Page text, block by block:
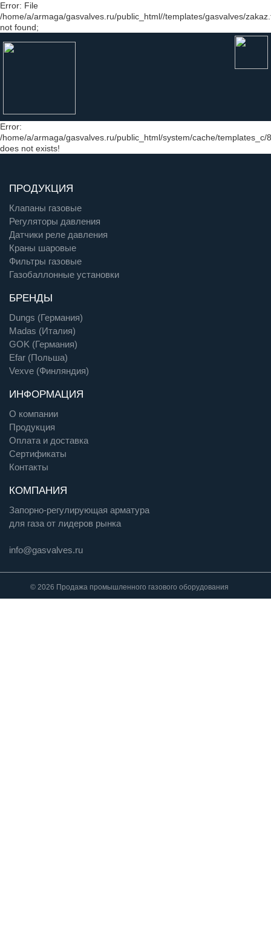
Error: File
/home/a/armaga/gasvalves.ru/public_html//templates/gasvalves/
not found;
Error:
/home/a/armaga/gasvalves.ru/public_html/system/cache/
does not exists!
ПРОДУКЦИЯ
Клапаны газовые
Регуляторы давления
Датчики реле давления
Краны шаровые
Фильтры газовые
Газобаллонные установки
БРЕНДЫ
Dungs (Германия)
Madas (Италия)
GOK (Германия)
Efar (Польша)
Vexve (Финляндия)
ИНФОРМАЦИЯ
О компании
Продукция
Оплата и доставка
Сертификаты
Контакты
КОМПАНИЯ
Запорно-регулирующая арматура
для газа от лидеров рынка
info@gasvalves.ru
© 2026 Продажа промышленного газового оборудования